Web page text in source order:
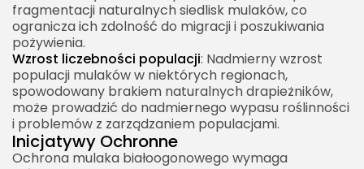
fragmentacji naturalnych siedlisk mulaków, co
ogranicza ich zdolność do migracji i poszukiwania
pożywienia.
Wzrost liczebności populacji: Nadmierny wzrost
populacji mulaków w niektórych regionach,
spowodowany brakiem naturalnych drapieżników,
może prowadzić do nadmiernego wypasu roślinności
i problemów z zarządzaniem populacjami.
Inicjatywy Ochronne
Ochrona mulaka białoogonowego wymaga